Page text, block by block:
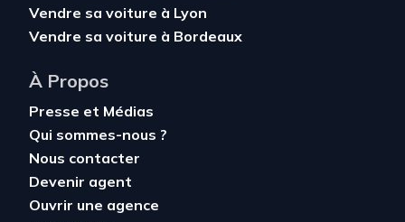
Vendre sa voiture à Lyon
Vendre sa voiture à Bordeaux
À Propos
Presse et Médias
Qui sommes-nous ?
Nous contacter
Devenir agent
Ouvrir une agence